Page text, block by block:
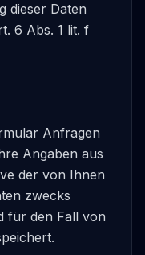
dieser Daten
6 Abs. 1 lit. f
Anfragen
Angaben aus
der von Ihnen
zwecks
für den Fall von